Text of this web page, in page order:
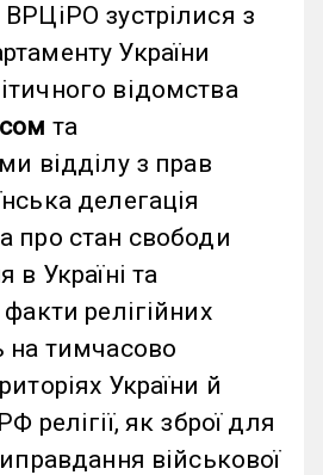
зустрілися з
України
відомства
та
відділу з прав
делегація
про стан свободи
в Україні та
релігійних
на тимчасово
України й
релігії, як зброї для
військової